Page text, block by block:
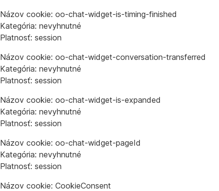
Názov cookie: oo-chat-widget-is-timing-finished
Kategória: nevyhnutné
Platnosť: session
Názov cookie: oo-chat-widget-conversation-transferred
Kategória: nevyhnutné
Platnosť: session
Názov cookie: oo-chat-widget-is-expanded
Kategória: nevyhnutné
Platnosť: session
Názov cookie: oo-chat-widget-pageId
Kategória: nevyhnutné
Platnosť: session
Názov cookie: CookieConsent